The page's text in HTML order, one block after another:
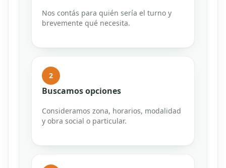
Nos contás para quién sería el turno y
brevemente qué necesita.
2
Buscamos opciones
Consideramos zona, horarios, modalidad
y obra social o particular.